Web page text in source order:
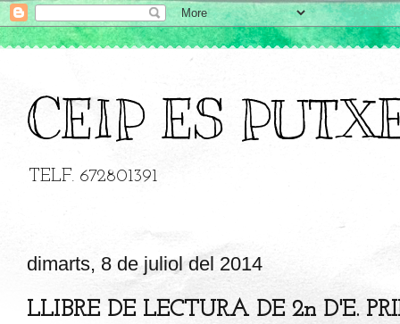
CEIP ES
TELF. 672801391
dimarts, 8 de juliol del 2014
LLIBRE DE LECTURA DE 2n D'E.